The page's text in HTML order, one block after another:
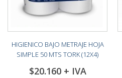
HIGIENICO BAJO METRAJE HOJA
SIMPLE 50 MTS TORK (12X4)
$20.160